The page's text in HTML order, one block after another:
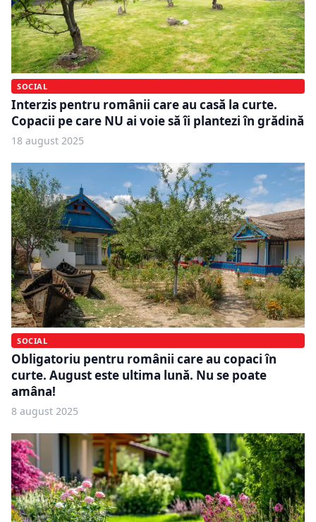
SOCIAL
Interzis pentru românii care au casă la curte.
Copacii pe care NU ai voie să îi plantezi în grădină
18 august 2025
SOCIAL
Obligatoriu pentru românii care au copaci în
curte. August este ultima lună. Nu se poate
amâna!
8 august 2025